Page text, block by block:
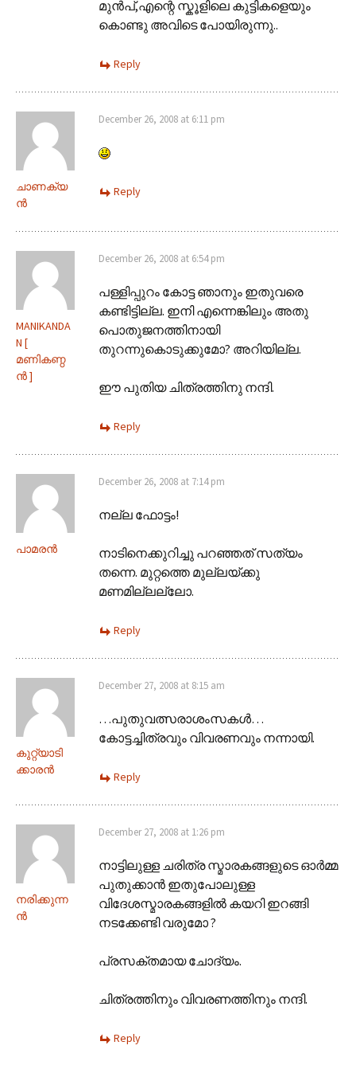
മുന്‍പ്,എന്റെ സ്കൂളിലെ കുട്ടികളെയും
കൊണ്ടു അവിടെ പോയിരുന്നു..
Reply
ചാണക്യ
ന്‍
December 26, 2008 at 6:11 pm
Reply
MANIKANDA
N [
മണികണ്ഠ
ന്‍‌ ]
December 26, 2008 at 6:54 pm
പള്ളിപ്പുറം കോട്ട ഞാനും ഇതുവരെ
കണ്ടിട്ടില്ല. ഇനി എന്നെങ്കിലും അതു
പൊതുജനത്തിനായി
തുറന്നുകൊടുക്കുമോ? അറിയില്ല.
ഈ പുതിയ ചിത്രത്തിനു നന്ദി.
Reply
പാമരന്‍
December 26, 2008 at 7:14 pm
നല്ല ഫോട്ടം!
നാടിനെക്കുറിച്ചു പറഞ്ഞത്‌ സത്യം
തന്നെ. മുറ്റത്തെ മുല്ലയ്ക്കു
മണമില്ലല്ലോ.
Reply
കുറ്റ്യാടി
ക്കാരന്‍
December 27, 2008 at 8:15 am
…പുതുവത്സരാശംസകള്‍…
കോട്ടച്ചിത്രവും വിവരണവും നന്നായി.
Reply
നരിക്കുന്ന
ൻ
December 27, 2008 at 1:26 pm
നാട്ടിലുള്ള ചരിത്ര സ്മാരകങ്ങളുടെ ഓര്‍മ്മ
പുതുക്കാന്‍ ഇതുപോലുള്ള
വിദേശസ്മാരകങ്ങളില്‍ കയറി ഇറങ്ങി
നടക്കേണ്ടി വരുമോ ?
പ്രസക്തമായ ചോദ്യം.
ചിത്രത്തിനും വിവരണത്തിനും നന്ദി.
Reply